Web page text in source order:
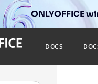
ONLYOFFICE
DOCS